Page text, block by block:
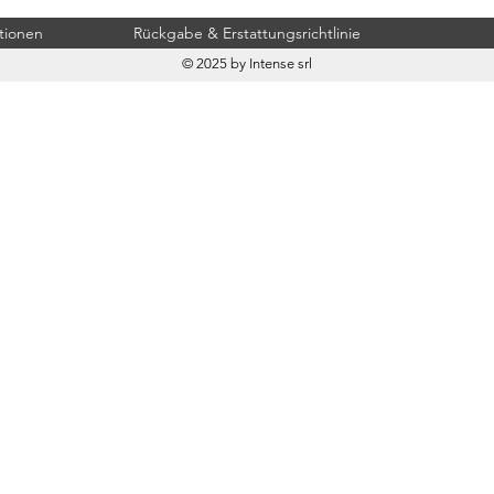
Rückgabe & Erstattungsrichtlinie
© 2025 by Intense srl